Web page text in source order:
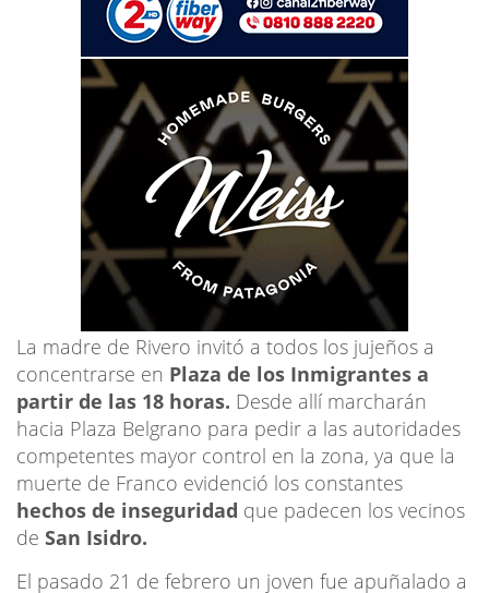
La madre de Rivero invitó a todos los jujeños a
concentrarse en Plaza de los Inmigrantes a
partir de las 18 horas. Desde allí marcharán
hacia Plaza Belgrano para pedir a las autoridades
competentes mayor control en la zona, ya que la
muerte de Franco evidenció los constantes
hechos de inseguridad que padecen los vecinos
de San Isidro.
El pasado 21 de febrero un joven fue apuñalado a